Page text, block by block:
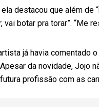
destacou que além de
vai botar pra torar”. “Me
já havia comentado
da novidade, Jojo
profissão com as